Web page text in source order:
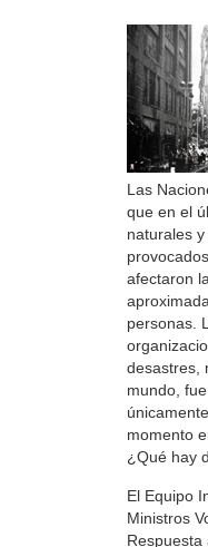
Las
que en el
naturales
afectaron
personas.
desastres,
mundo,
momento
¿Qué hay
El Equipo
Ministros
Respuesta